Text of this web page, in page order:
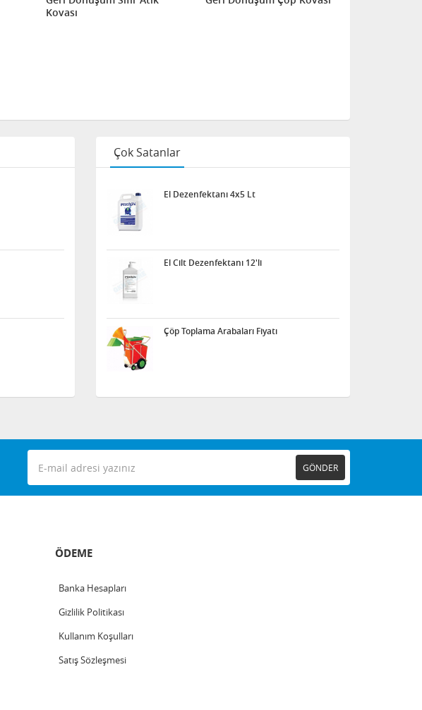
Kovası
Çok Satanlar
El Dezenfektanı 4x5 Lt
El Cilt Dezenfektanı 12'li
Çöp Toplama Arabaları Fiyatı
GÖNDER
ÖDEME
Banka Hesapları
Gizlilik Politikası
Kullanım Koşulları
Satış Sözleşmesi